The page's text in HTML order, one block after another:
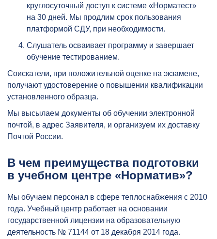
круглосуточный доступ к системе «Норматест»
на 30 дней. Мы продлим срок пользования
платформой СДУ, при необходимости.
Слушатель осваивает программу и завершает
обучение тестированием.
Соискатели, при положительной оценке на экзамене,
получают удостоверение о повышении квалификации
установленного образца.
Мы высылаем документы об обучении электронной
почтой, в адрес Заявителя, и организуем их доставку
Почтой России.
В чем преимущества подготовки
в учебном центре «Норматив»?
Мы обучаем персонал в сфере теплоснабжения с 2010
года. Учебный центр работает на основании
государственной лицензии на образовательную
деятельность № 71144 от 18 декабря 2014 года.